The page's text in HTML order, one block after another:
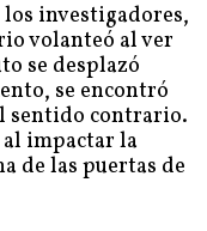
investigadores,
volanteó al ver
se desplazó
se encontró
sentido contrario.
impactar la
de las puertas de